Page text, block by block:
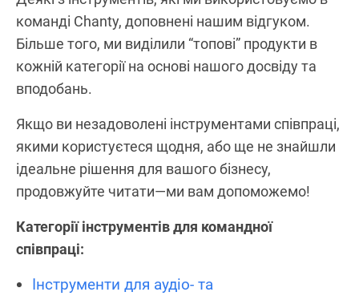
команді Chanty, доповнені нашим відгуком.
Більше того, ми виділили “топові” продукти в
кожній категорії на основі нашого досвіду та
вподобань.
Якщо ви незадоволені інструментами співпраці,
якими користуєтеся щодня, або ще не знайшли
ідеальне рішення для вашого бізнесу,
продовжуйте читати—ми вам допоможемо!
Категорії інструментів для командної
співпраці:
Інструменти для аудіо- та